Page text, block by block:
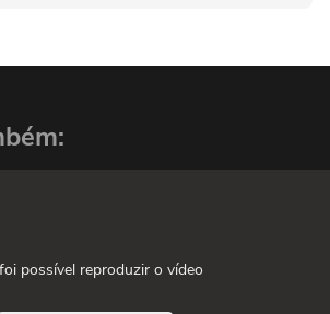
possível reproduzir o vídeo